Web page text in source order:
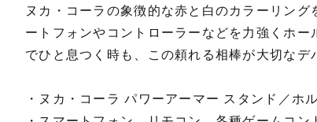
ヌカ・コーラの象徴的な赤と白のカラーリン
ートフォンやコントローラーなどを力強くホ
でひと息つく時も、この頼れる相棒が大切な
・ヌカ・コーラ パワーアーマー スタンド／ホ